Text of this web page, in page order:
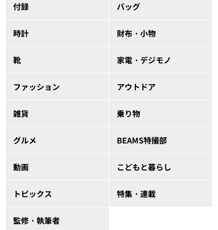
付録 バッグ
時計 財布・小物
靴 家電・デジモノ
ファッション アウトドア
雑貨 乗り物
グルメ BEAMS特撮部
動画 こどもと暮らし
トピックス 特集・連載
監修・執筆者